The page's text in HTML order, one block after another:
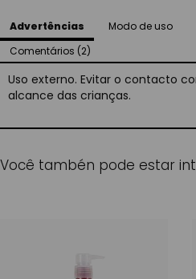
Advertências Modo de uso
Comentários (2)
Uso externo. Evitar o contacto
alcance das crianças.
Você tambén pode estar